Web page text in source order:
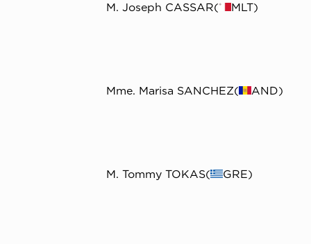
M. Joseph CASSAR( MLT)
Mme. Marisa SANCHEZ( AND)
M. Tommy TOKAS( GRE)